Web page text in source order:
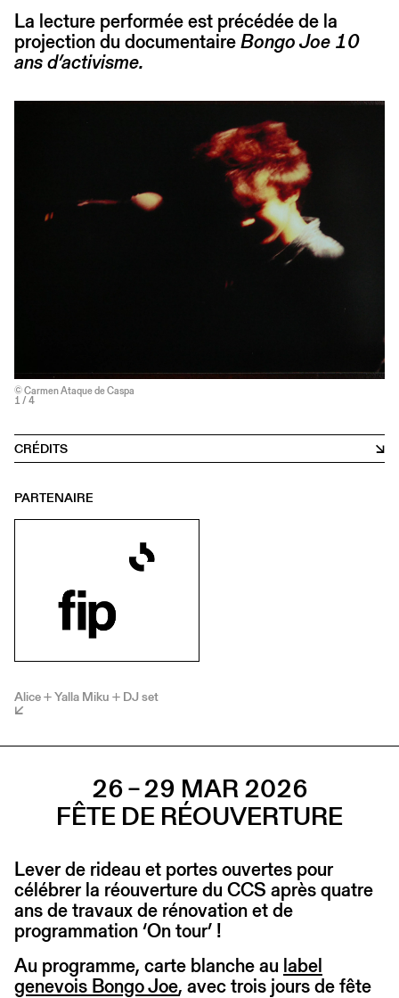
La lecture performée est précédée de la
projection du documentaireBongo Joe 10
ans d’activisme.
© Carmen Ataque de Caspa
1 / 4
CRÉDITS
PARTENAIRE
Alice + Yalla Miku + DJ set
26 – 29 MAR 2026
FÊTE DE RÉOUVERTURE
Lever de rideau et portes ouvertes pour
célébrer la réouverture du CCS après quatre
ans de travaux de rénovation et de
programmation ‘On tour’ !
Au programme, carte blanche au label
genevois Bongo Joe, avec trois jours de fête